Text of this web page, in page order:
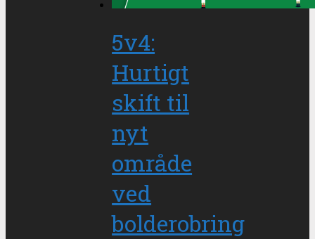
5v4:
Hurtigt
skift til
nyt
område
ved
bolderobring